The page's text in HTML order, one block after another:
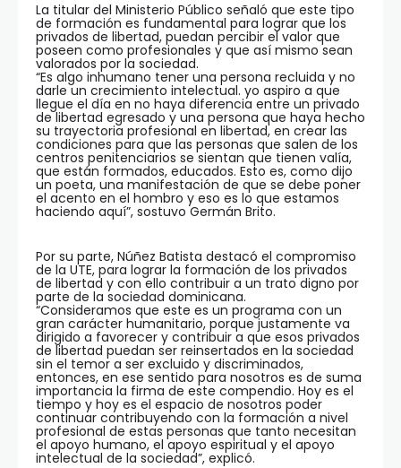
La titular del Ministerio Público señaló que este tipo
de formación es fundamental para lograr que los
privados de libertad, puedan percibir el valor que
poseen como profesionales y que así mismo sean
valorados por la sociedad.
“Es algo inhumano tener una persona recluida y no
darle un crecimiento intelectual. yo aspiro a que
llegue el día en no haya diferencia entre un privado
de libertad egresado y una persona que haya hecho
su trayectoria profesional en libertad, en crear las
condiciones para que las personas que salen de los
centros penitenciarios se sientan que tienen valía,
que están formados, educados. Esto es, como dijo
un poeta, una manifestación de que se debe poner
el acento en el hombro y eso es lo que estamos
haciendo aquí”, sostuvo Germán Brito.
Por su parte, Núñez Batista destacó el compromiso
de la UTE, para lograr la formación de los privados
de libertad y con ello contribuir a un trato digno por
parte de la sociedad dominicana.
“Consideramos que este es un programa con un
gran carácter humanitario, porque justamente va
dirigido a favorecer y contribuir a que esos privados
de libertad puedan ser reinsertados en la sociedad
sin el temor a ser excluido y discriminados,
entonces, en ese sentido para nosotros es de suma
importancia la firma de este compendio. Hoy es el
tiempo y hoy es el espacio de nosotros poder
continuar contribuyendo con la formación a nivel
profesional de estas personas que tanto necesitan
el apoyo humano, el apoyo espiritual y el apoyo
intelectual de la sociedad”, explicó.